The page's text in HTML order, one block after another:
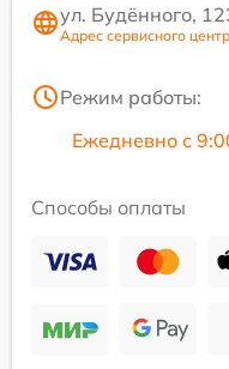
ул. Будённого,
Адрес сервисного
Режим работы:
Ежедневно с
Способы оплаты